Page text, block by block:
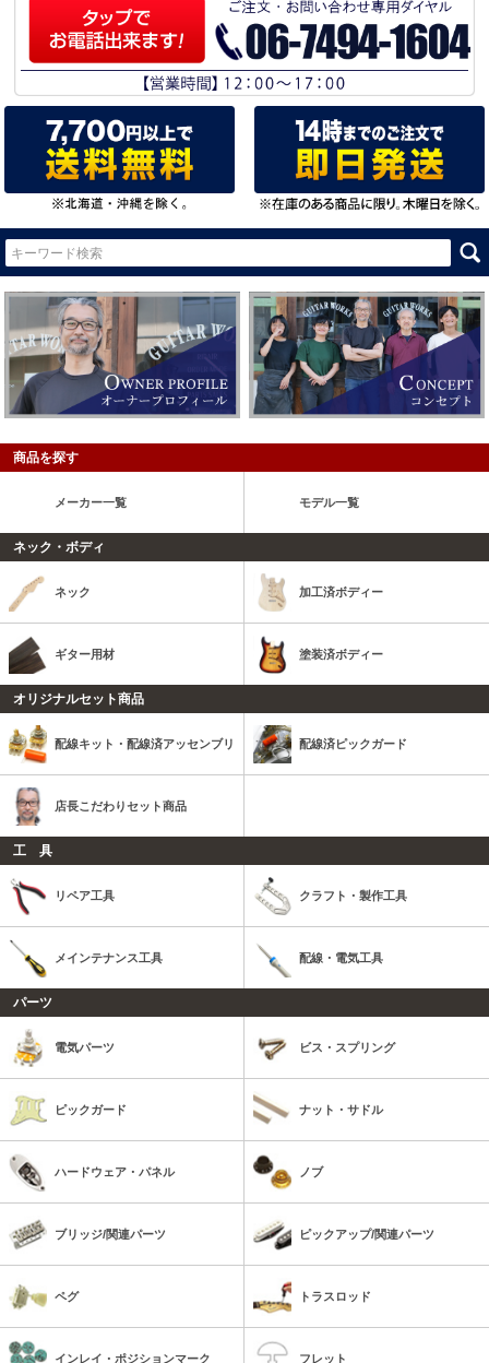
商品を探す
メーカー一覧 モデル一覧
ネック・ボディ
ネック 加工済ボディー
ギター用材 塗装済ボディー
オリジナルセット商品
配線キット・配線済アッセンブリ 配線済ピックガード
店長こだわりセット商品
工 具
リペア工具 クラフト・製作工具
メインテナンス工具 配線・電気工具
パーツ
電気パーツ ビス・スプリング
ピックガード ナット・サドル
ハードウェア・パネル ノブ
ブリッジ/関連パーツ ピックアップ/関連パーツ
ペグ トラスロッド
インレイ・ポジションマーク フレット